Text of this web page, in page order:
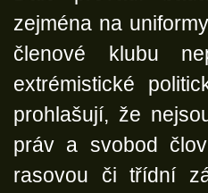
zejména na
členové klubu
extrémistické
prohlašují, že
práv a svobod
rasovou či třídní